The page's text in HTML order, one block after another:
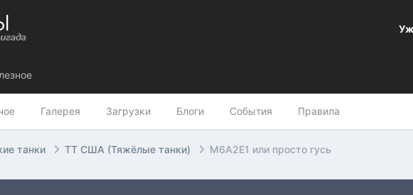
Галерея Загрузки Блоги События Правила
танки ТТ США (Тяжёлые танки) M6A2E1 или просто гусь